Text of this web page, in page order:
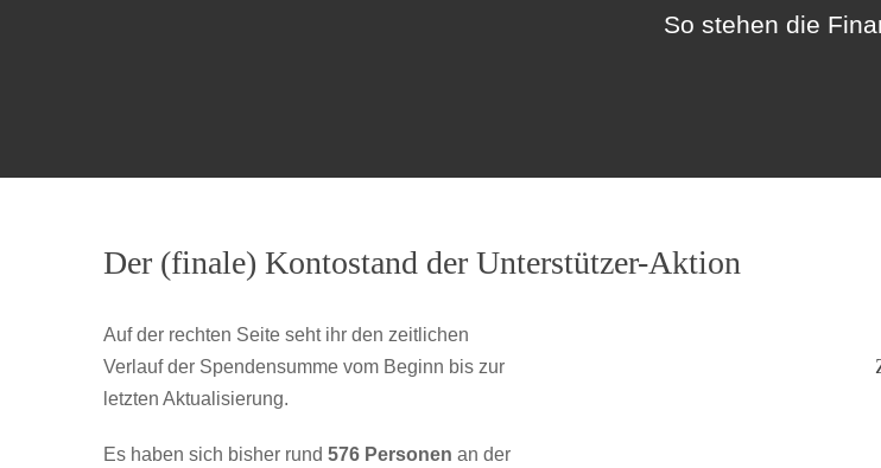
So stehen die
Der (finale) Kontostand der Unterstützer-Aktion
Auf der rechten Seite seht ihr den zeitlichen
Verlauf der Spendensumme vom Beginn bis zur
letzten Aktualisierung.
Es haben sich bisher rund 576 Personen an der